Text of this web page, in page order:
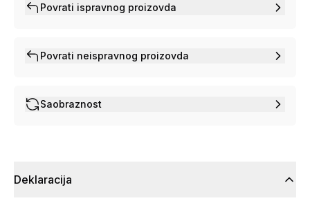
Povrati ispravnog proizovda
Povrati neispravnog proizovda
Saobraznost
Deklaracija